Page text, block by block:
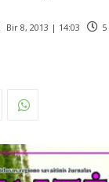
Bir 8, 2013 | 14:03 5